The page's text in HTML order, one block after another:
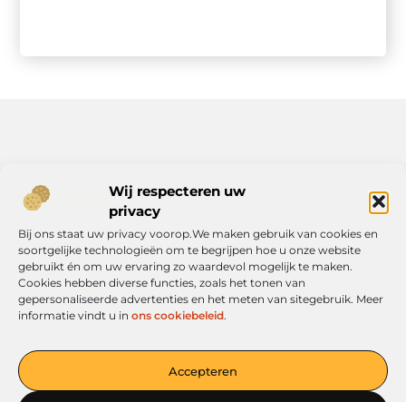
Wij respecteren uw
privacy
Bij ons staat uw privacy voorop.We maken gebruik van cookies en
soortgelijke technologieën om te begrijpen hoe u onze website
gebruikt én om uw ervaring zo waardevol mogelijk te maken.
Cookies hebben diverse functies, zoals het tonen van
gepersonaliseerde advertenties en het meten van sitegebruik. Meer
informatie vindt u in ons cookiebeleid.
Accepteren
Jouw platform voor ideeën en inspiratie
Onze informatie